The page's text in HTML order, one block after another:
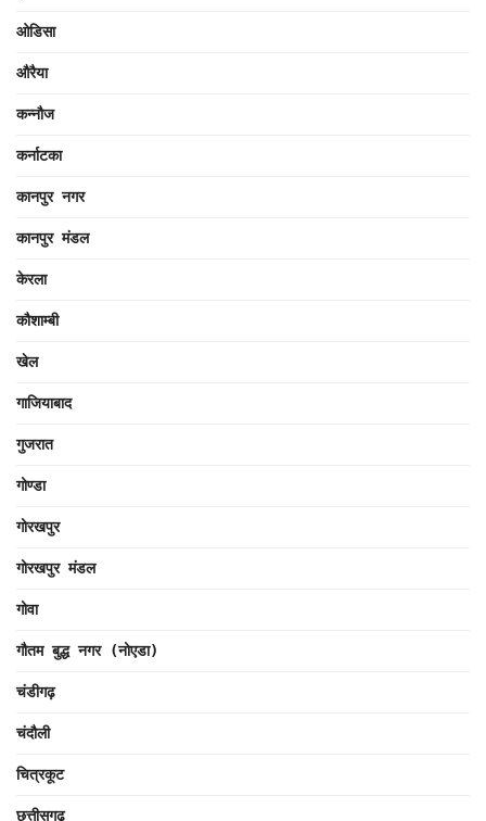
ओडिसा
औरैया
कन्नौज
कर्नाटका
कानपुर नगर
कानपुर मंडल
केरला
कौशाम्बी
खेल
गाजियाबाद
गुजरात
गोण्डा
गोरखपुर
गोरखपुर मंडल
गोवा
गौतम बुद्ध नगर (नोएडा)
चंडीगढ़
चंदौली
चित्रकूट
छत्तीसगढ़